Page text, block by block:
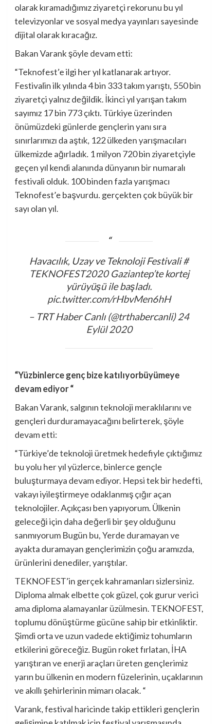
olarak kıramadığımız ziyaretçi rekorunu bu yıl
televizyonlar ve sosyal medya yayınları sayesinde
dijital olarak kıracağız.
Bakan Varank şöyle devam etti:
“Teknofest’e ilgi her yıl katlanarak artıyor.
Festivalin ilk yılında 4 bin 333 takım yarıştı, 550 bin
ziyaretçi yalnız değildik. İkinci yıl yarışan takım
sayımız 17 bin 773 çıktı. Türkiye üzerinden
önümüzdeki günlerde gençlerin yanı sıra
sınırlarımızı da aştık, 122 ülkeden yarışmacıları
ülkemizde ağırladık. 1 milyon 720 bin ziyaretçiyle
geçen yıl kendi alanında dünyanın bir numaralı
festivali olduk. 100 binden fazla yarışmacı
Teknofest’e başvurdu. gerçekten çok büyük bir
sayı olan yıl.
Havacılık, Uzay ve Teknoloji Festivali#
TEKNOFEST2020Gaziantep’te kortej
yürüyüşü ile başladı.
pic.twitter.com/rHbvMen6hH
– TRT Haber Canlı (@trthabercanli)24
Eylül 2020
“Yüzbinlerce genç bize katılıyorbüyümeye
devam ediyor “
Bakan Varank, salgının teknoloji meraklılarını ve
gençleri durduramayacağını belirterek, şöyle
devam etti:
“Türkiye’de teknoloji üretmek hedefiyle çıktığımız
bu yolu her yıl yüzlerce, binlerce gençle
buluşturmaya devam ediyor. Hepsi tek bir hedefti,
vakayı iyileştirmeye odaklanmış çığır açan
teknolojiler. Açıkçası ben yapıyorum. Ülkenin
geleceği için daha değerli bir şey olduğunu
sanmıyorum Bugün bu, Yerde duramayan ve
ayakta duramayan gençlerimizin çoğu aramızda,
ürünlerini denediler, yarıştılar.
TEKNOFEST’in gerçek kahramanları sizlersiniz.
Diploma almak elbette çok güzel, çok gurur verici
ama diploma alamayanlar üzülmesin. TEKNOFEST,
toplumu dönüştürme gücüne sahip bir etkinliktir.
Şimdi orta ve uzun vadede ektiğimiz tohumların
etkilerini göreceğiz. Bugün roket fırlatan, İHA
yarıştıran ve enerji araçları üreten gençlerimiz
yarın bu ülkenin en modern füzelerinin, uçaklarının
ve akıllı şehirlerinin mimarı olacak. “
Varank, festival haricinde takip ettikleri gençlerin